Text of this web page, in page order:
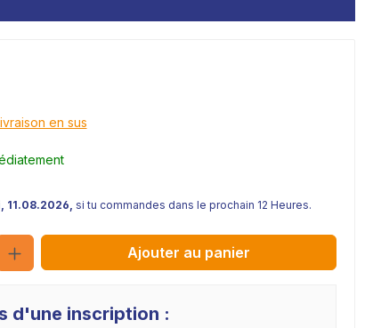
en sus
11.08.2026, si tu commandes dans le prochain 12 Heures.
Quantité
Ajouter au panier
d'une inscription :